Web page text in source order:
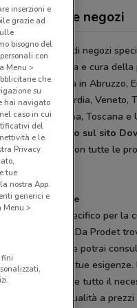
offerte e negozi
è una catena di negozi
pulizia, bellezza e cura
di punti vendita in Abruzzo,
Giulia, Lombardia, Veneto,
Lazio, Sardegna, Toscana
per ilrisparmio sul sito
il volantino con tutte le
sempre nuove
un prodotto specifico per la
del corpo? Da Prodet
in commercio e potrai
consigli sulle tue esigenze.
trovare anche tutto il
con prodotti di qualità a
inserzioni e
grazie ad
bisogno del
con
Menu >
che
su
hai navigato
caso in cui
del
e le
Privacy
tue
nostra App.
generici e
Menu >
fini